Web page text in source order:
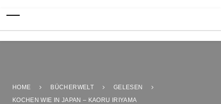
HOME BÜCHERWELT
GELESEN
KOCHEN WIE IN JAPAN – KAORU IRIYAMA